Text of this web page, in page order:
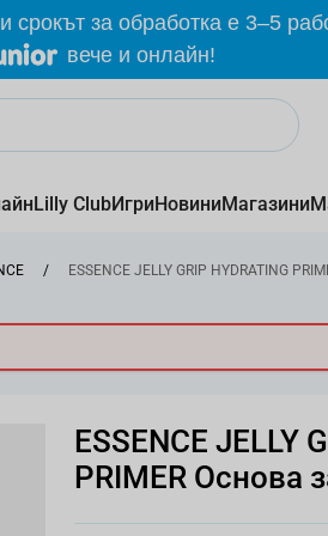
за обработка е 3–5
вече и онлайн!
Lilly ClubИгриНовиниМагазини
/ ESSENCE JELLY GRIP HYDRATING
ESSENCE JELLY
PRIMER Основа